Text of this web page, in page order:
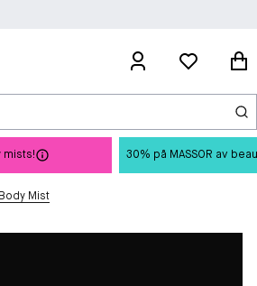
mists! 30% på MASSOR av
Body Mist